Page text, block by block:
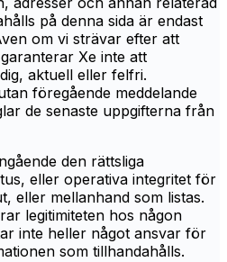
på denna sida är endast
om vi strävar efter att
Xe inte att
aktuell eller felfri.
föregående meddelande
de senaste uppgifterna från
den rättsliga
eller operativa integritet för
eller mellanhand som listas.
legitimiteten hos någon
inte heller något ansvar för
som tillhandahålls.